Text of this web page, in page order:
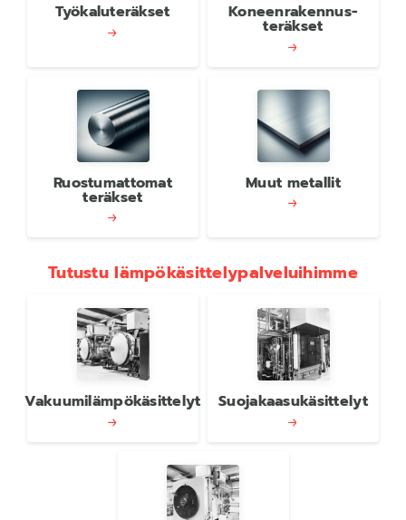
Työkaluteräkset Koneenrakennus­
teräkset
Ruostumattomat
teräkset
Muut metallit
Tutustu lämpökäsittelypalveluihimme
Vakuumilämpökäsittelyt Suojakaasukäsittelyt